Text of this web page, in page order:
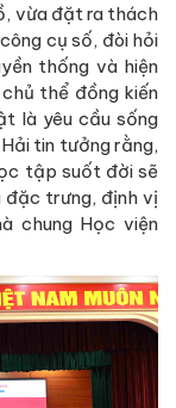
vừa đặt ra thách
cụ số, đòi hỏi
thống và hiện
thể đồng kiến
là yêu cầu sống
tin tưởng rằng,
tập suốt đời sẽ
trưng, định vị
chung Học viện